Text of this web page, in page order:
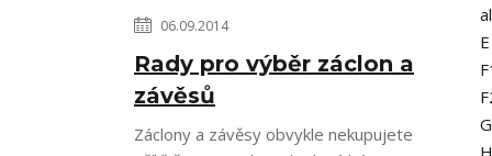
06.09.2014
Rady pro výběr záclon a
závěsů
Záclony a závěsy obvykle nekupujete
E
G